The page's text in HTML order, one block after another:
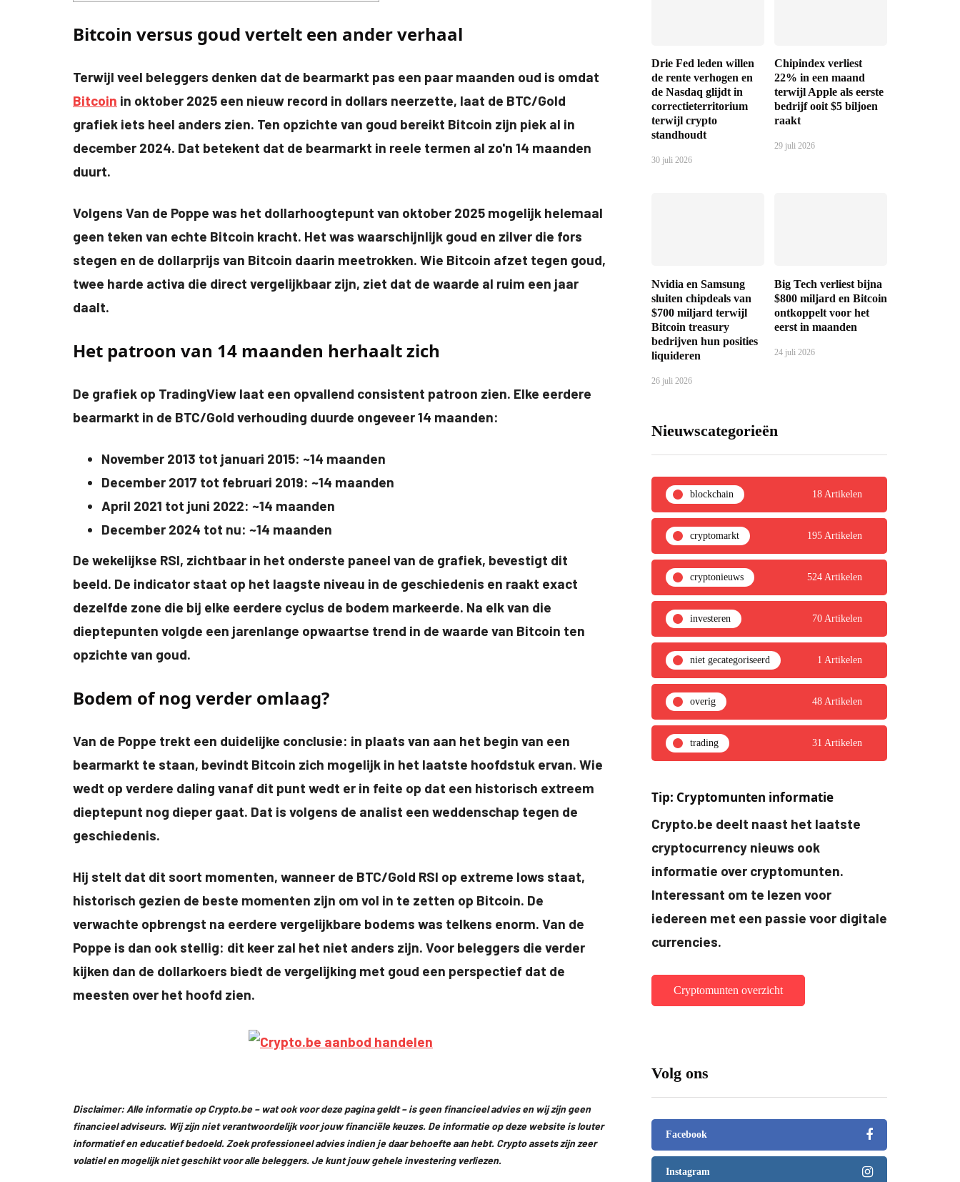
Bitcoin versus goud vertelt een ander verhaal
Terwijl veel beleggers denken dat de bearmarkt pas een paar maanden oud is omdat
Bitcoin in oktober 2025 een nieuw record in dollars neerzette, laat de BTC/Gold
grafiek iets heel anders zien. Ten opzichte van goud bereikt Bitcoin zijn piek al in
december 2024. Dat betekent dat de bearmarkt in reele termen al zo'n 14 maanden
duurt.
Volgens Van de Poppe was het dollarhoogtepunt van oktober 2025 mogelijk helemaal
geen teken van echte Bitcoin kracht. Het was waarschijnlijk goud en zilver die fors
stegen en de dollarprijs van Bitcoin daarin meetrokken. Wie Bitcoin afzet tegen goud,
twee harde activa die direct vergelijkbaar zijn, ziet dat de waarde al ruim een jaar
daalt.
Het patroon van 14 maanden herhaalt zich
De grafiek op TradingView laat een opvallend consistent patroon zien. Elke eerdere
bearmarkt in de BTC/Gold verhouding duurde ongeveer 14 maanden:
November 2013 tot januari 2015: ~14 maanden
December 2017 tot februari 2019: ~14 maanden
April 2021 tot juni 2022: ~14 maanden
December 2024 tot nu: ~14 maanden
De wekelijkse RSI, zichtbaar in het onderste paneel van de grafiek, bevestigt dit
beeld. De indicator staat op het laagste niveau in de geschiedenis en raakt exact
dezelfde zone die bij elke eerdere cyclus de bodem markeerde. Na elk van die
dieptepunten volgde een jarenlange opwaartse trend in de waarde van Bitcoin ten
opzichte van goud.
Bodem of nog verder omlaag?
Van de Poppe trekt een duidelijke conclusie: in plaats van aan het begin van een
bearmarkt te staan, bevindt Bitcoin zich mogelijk in het laatste hoofdstuk ervan. Wie
wedt op verdere daling vanaf dit punt wedt er in feite op dat een historisch extreem
dieptepunt nog dieper gaat. Dat is volgens de analist een weddenschap tegen de
geschiedenis.
Hij stelt dat dit soort momenten, wanneer de BTC/Gold RSI op extreme lows staat,
historisch gezien de beste momenten zijn om vol in te zetten op Bitcoin. De
verwachte opbrengst na eerdere vergelijkbare bodems was telkens enorm. Van de
Poppe is dan ook stellig: dit keer zal het niet anders zijn. Voor beleggers die verder
kijken dan de dollarkoers biedt de vergelijking met goud een perspectief dat de
meesten over het hoofd zien.
Disclaimer: Alle informatie op Crypto.be – wat ook voor deze pagina geldt – is geen financieel advies en wij zijn geen
financieel adviseurs. Wij zijn niet verantwoordelijk voor jouw financiële keuzes. De informatie op deze website is louter
informatief en educatief bedoeld. Zoek professioneel advies indien je daar behoefte aan hebt. Crypto assets zijn zeer
volatiel en mogelijk niet geschikt voor alle beleggers. Je kunt jouw gehele investering verliezen.
Drie Fed leden willen
de rente verhogen en
de Nasdaq glijdt in
correctieterritorium
terwijl crypto
standhoudt
30 juli 2026
Chipindex verliest
22% in een maand
terwijl Apple als eerste
bedrijf ooit $5 biljoen
raakt
29 juli 2026
Nvidia en Samsung
sluiten chipdeals van
$700 miljard terwijl
Bitcoin treasury
bedrijven hun posities
liquideren
26 juli 2026
Big Tech verliest bijna
$800 miljard en Bitcoin
ontkoppelt voor het
eerst in maanden
24 juli 2026
Nieuwscategorieën
blockchain 18 Artikelen
cryptomarkt 195 Artikelen
cryptonieuws 524 Artikelen
investeren 70 Artikelen
niet gecategoriseerd 1 Artikelen
overig 48 Artikelen
trading 31 Artikelen
Tip: Cryptomunten informatie
Crypto.be deelt naast het laatste
cryptocurrency nieuws ook
informatie over cryptomunten.
Interessant om te lezen voor
iedereen met een passie voor digitale
currencies.
Cryptomunten overzicht
Volg ons
Facebook
Instagram